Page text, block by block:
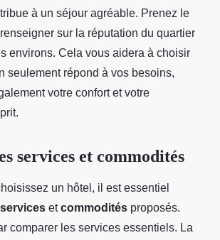
à un séjour agréable. Prenez le
sur la réputation du quartier
environs. Cela vous aidera à choisir
seulement répond à vos besoins,
votre confort et votre
services et commodités
un hôtel, il est essentiel
etcommodités proposés.
comparer les services essentiels. La